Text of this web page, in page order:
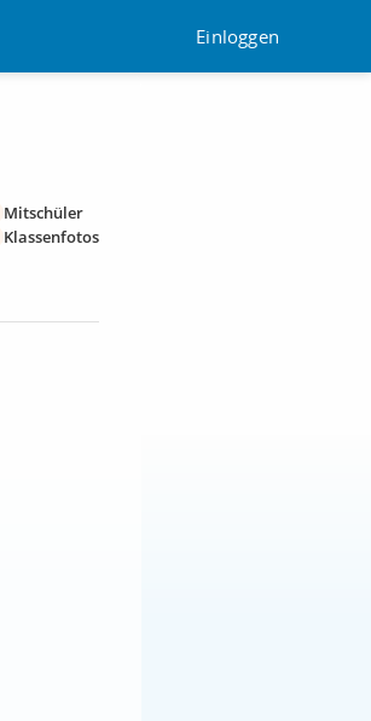
Einloggen
Mitschüler
Klassenfotos